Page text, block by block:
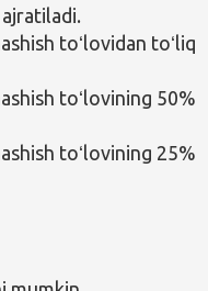
toʻlovidan toʻliq
toʻlovining 50%
toʻlovining 25%